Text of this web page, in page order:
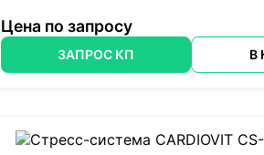
Цена по запросу
ЗАПРОС КП В